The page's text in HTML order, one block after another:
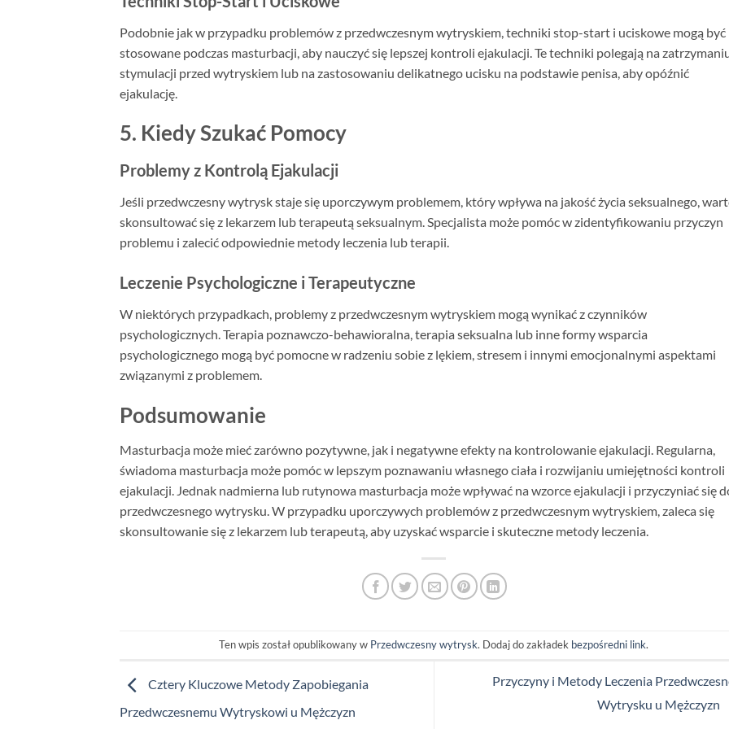
Podobnie jak w przypadku problemów z przedwczesnym wytryskiem, techniki stop-start i uciskowe mogą być
stosowane podczas masturbacji, aby nauczyć się lepszej kontroli ejakulacji. Te techniki polegają na
stymulacji przed wytryskiem lub na zastosowaniu delikatnego ucisku na podstawie penisa, aby opóźnić
ejakulację.
5. Kiedy Szukać Pomocy
Problemy z Kontrolą Ejakulacji
Jeśli przedwczesny wytrysk staje się uporczywym problemem, który wpływa na jakość życia seksualnego,
skonsultować się z lekarzem lub terapeutą seksualnym. Specjalista może pomóc w zidentyfikowaniu przyczyn
problemu i zalecić odpowiednie metody leczenia lub terapii.
Leczenie Psychologiczne i Terapeutyczne
W niektórych przypadkach, problemy z przedwczesnym wytryskiem mogą wynikać z czynników
psychologicznych. Terapia poznawczo-behawioralna, terapia seksualna lub inne formy wsparcia
psychologicznego mogą być pomocne w radzeniu sobie z lękiem, stresem i innymi emocjonalnymi aspektami
związanymi z problemem.
Podsumowanie
Masturbacja może mieć zarówno pozytywne, jak i negatywne efekty na kontrolowanie ejakulacji. Regularna,
świadoma masturbacja może pomóc w lepszym poznawaniu własnego ciała i rozwijaniu umiejętności kontroli
ejakulacji. Jednak nadmierna lub rutynowa masturbacja może wpływać na wzorce ejakulacji i przyczyniać się
przedwczesnego wytrysku. W przypadku uporczywych problemów z przedwczesnym wytryskiem, zaleca się
skonsultowanie się z lekarzem lub terapeutą, aby uzyskać wsparcie i skuteczne metody leczenia.
Ten wpis został opublikowany w Przedwczesny wytrysk. Dodaj do zakładek bezpośredni link.
Cztery Kluczowe Metody Zapobiegania
Przedwczesnemu Wytryskowi u Mężczyzn
Przyczyny i Metody Leczenia
Wytrysku u Mężczyzn